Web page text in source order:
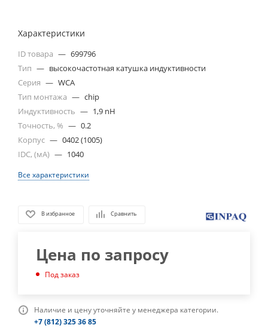
Характеристики
ID товара — 699796
Тип — высокочастотная катушка индуктивности
Серия — WCA
Тип монтажа — chip
Индуктивность — 1,9 nH
Точность, % — 0.2
Корпус — 0402 (1005)
IDC, (мА) — 1040
Все характеристики
В избранное Сравнить
Цена по запросу
Под заказ
Наличие и цену уточняйте у менеджера категории.
+7 (812) 325 36 85